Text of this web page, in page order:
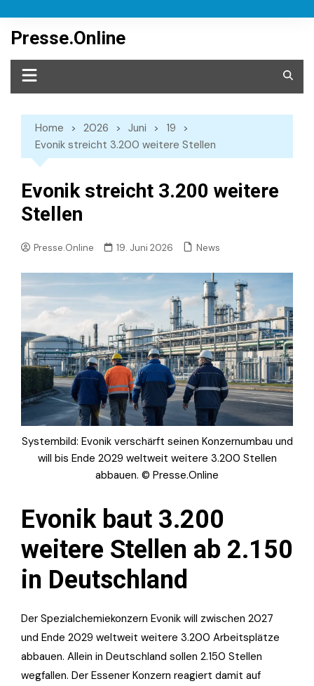
content
Presse.Online
Home 2026 Juni
19
Evonik streicht 3.200 weitere Stellen
Evonik streicht 3.200 weitere
Stellen
Presse.Online 19. Juni 2026 News
Systembild: Evonik verschärft seinen Konzernumbau und
will bis Ende 2029 weltweit weitere 3.200 Stellen
abbauen. © Presse.Online
Evonik baut 3.200
weitere Stellen ab 2.150
in Deutschland
Der Spezialchemiekonzern Evonik will zwischen 2027
und Ende 2029 weltweit weitere 3.200 Arbeitsplätze
abbauen. Allein in Deutschland sollen 2.150 Stellen
wegfallen. Der Essener Konzern reagiert damit auf